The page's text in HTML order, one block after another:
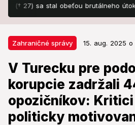
sa stal obeťou brutálneho útoku!
Zahraničné správy 15. aug. 2025 o
V Turecku pre
korupcie zadržali
opozičníkov:
politicky
Zahraničné správy 15. aug.
V Turecku pre
korupcie zadržali 44
Kritici hovoria o
motivovaných